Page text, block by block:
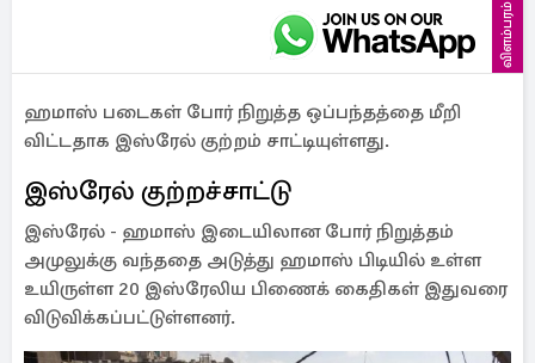
விளம்பரம்
ஹமாஸ் படைகள் போர் நிறுத்த ஒப்பந்தத்தை மீறி
விட்டதாக இஸ்ரேல் குற்றம் சாட்டியுள்ளது.
இஸ்ரேல் குற்றச்சாட்டு
இஸ்ரேல் - ஹமாஸ் இடையிலான போர் நிறுத்தம்
அமுலுக்கு வந்ததை அடுத்து ஹமாஸ் பிடியில் உள்ள
உயிருள்ள 20 இஸ்ரேலிய பிணைக் கைதிகள் இதுவரை
விடுவிக்கப்பட்டுள்ளனர்.